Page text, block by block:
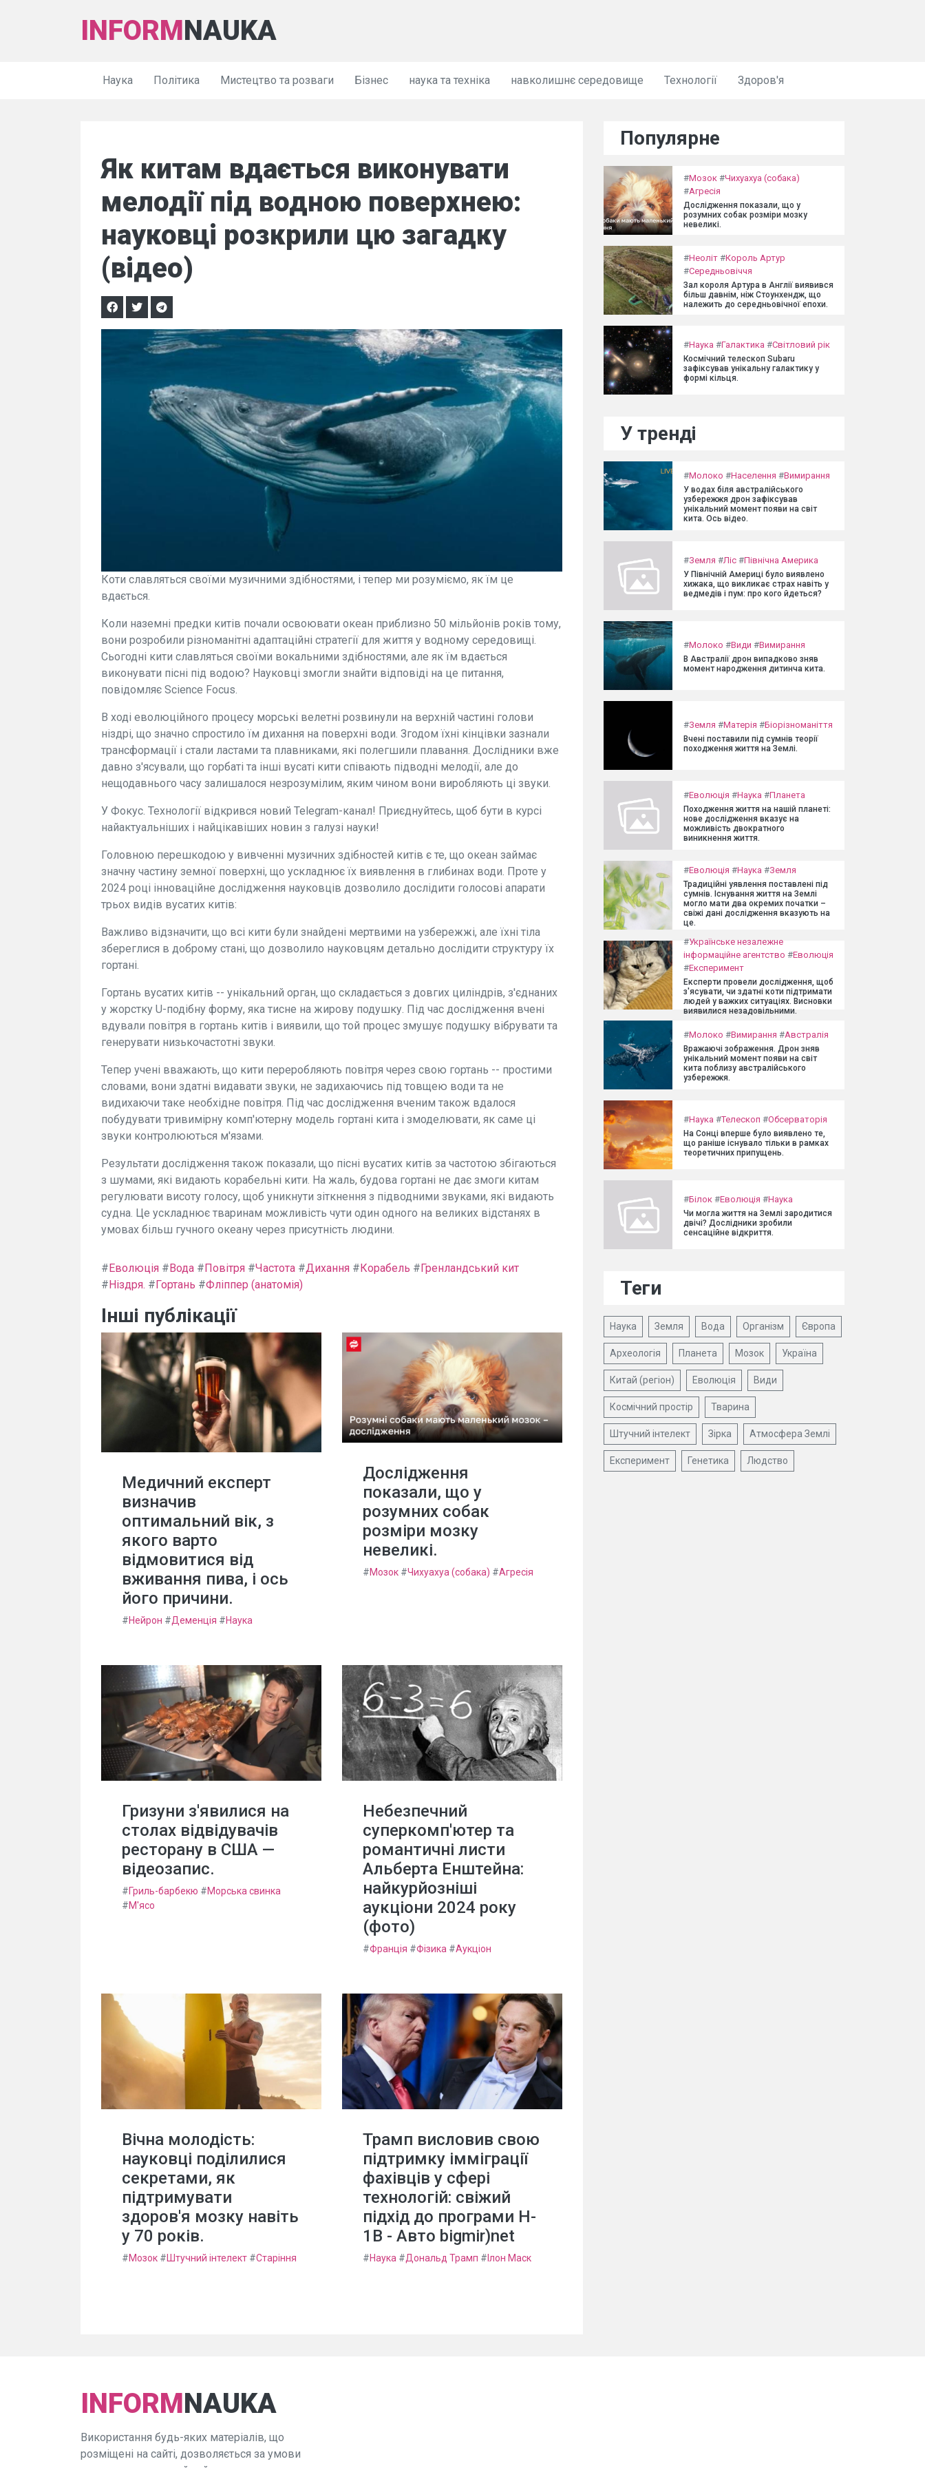
INFORMNAUKA
Наука Політика Мистецтво та розваги Бізнес наука та техніка навколишнє середовище Технології Здоров'я
Як китам вдається виконувати
мелодії під водною поверхнею:
науковці розкрили цю загадку
(відео)
Коти славляться своїми музичними здібностями, і тепер ми розуміємо, як їм це
вдається.
Коли наземні предки китів почали освоювати океан приблизно 50 мільйонів років тому,
вони розробили різноманітні адаптаційні стратегії для життя у водному середовищі.
Сьогодні кити славляться своїми вокальними здібностями, але як їм вдається
виконувати пісні під водою? Науковці змогли знайти відповіді на це питання,
повідомляє Science Focus.
В ході еволюційного процесу морські велетні розвинули на верхній частині голови
ніздрі, що значно спростило їм дихання на поверхні води. Згодом їхні кінцівки зазнали
трансформації і стали ластами та плавниками, які полегшили плавання. Дослідники вже
давно з'ясували, що горбаті та інші вусаті кити співають підводні мелодії, але до
нещодавнього часу залишалося незрозумілим, яким чином вони виробляють ці звуки.
У Фокус. Технології відкрився новий Telegram-канал! Приєднуйтесь, щоб бути в курсі
найактуальніших і найцікавіших новин з галузі науки!
Головною перешкодою у вивченні музичних здібностей китів є те, що океан займає
значну частину земної поверхні, що ускладнює їх виявлення в глибинах води. Проте у
2024 році інноваційне дослідження науковців дозволило дослідити голосові апарати
трьох видів вусатих китів:
Важливо відзначити, що всі кити були знайдені мертвими на узбережжі, але їхні тіла
збереглися в доброму стані, що дозволило науковцям детально дослідити структуру їх
гортані.
Гортань вусатих китів -- унікальний орган, що складається з довгих циліндрів, з'єднаних
у жорстку U-подібну форму, яка тисне на жирову подушку. Під час дослідження вчені
вдували повітря в гортань китів і виявили, що той процес змушує подушку вібрувати та
генерувати низькочастотні звуки.
Тепер учені вважають, що кити переробляють повітря через свою гортань -- простими
словами, вони здатні видавати звуки, не задихаючись під товщею води та не
видихаючи таке необхідне повітря. Під час дослідження вченим також вдалося
побудувати тривимірну комп'ютерну модель гортані кита і змоделювати, як саме ці
звуки контролюються м'язами.
Результати дослідження також показали, що пісні вусатих китів за частотою збігаються
з шумами, які видають корабельні кити. На жаль, будова гортані не дає змоги китам
регулювати висоту голосу, щоб уникнути зіткнення з підводними звуками, які видають
судна. Це ускладнює тваринам можливість чути один одного на великих відстанях в
умовах більш гучного океану через присутність людини.
#Еволюція #Вода #Повітря #Частота #Дихання #Корабель #Гренландський кит
#Ніздря. #Гортань #Фліппер (анатомія)
Інші публікації
Медичний експерт
визначив
оптимальний вік, з
якого варто
відмовитися від
вживання пива, і ось
його причини.
#Нейрон #Деменція #Наука
Дослідження
показали, що у
розумних собак
розміри мозку
невеликі.
#Мозок #Чихуахуа (собака) #Агресія
Гризуни з'явилися на
столах відвідувачів
ресторану в США —
відеозапис.
#Гриль-барбекю #Морська свинка
#М'ясо
Небезпечний
суперкомп'ютер та
романтичні листи
Альберта Енштейна:
найкурйозніші
аукціони 2024 року
(фото)
#Франція #Фізика #Аукціон
Вічна молодість:
науковці поділилися
секретами, як
підтримувати
здоров'я мозку навіть
у 70 років.
#Мозок #Штучний інтелект #Старіння
Трамп висловив свою
підтримку імміграції
фахівців у сфері
технологій: свіжий
підхід до програми H-
1B - Авто bigmir)net
#Наука #Дональд Трамп # Ілон Маск
Популярне
#Мозок #Чихуахуа (собака)
#Агресія
Дослідження показали, що у
розумних собак розміри мозку
невеликі.
#Неоліт #Король Артур
#Середньовіччя
Зал короля Артура в Англії виявився
більш давнім, ніж Стоунхендж, що
належить до середньовічної епохи.
#Наука #Галактика #Світловий рік
Космічний телескоп Subaru
зафіксував унікальну галактику у
формі кільця.
У тренді
#Молоко #Населення #Вимирання
У водах біля австралійського
узбережжя дрон зафіксував
унікальний момент появи на світ
кита. Ось відео.
#Земля #Ліс #Північна Америка
У Північній Америці було виявлено
хижака, що викликає страх навіть у
ведмедів і пум: про кого йдеться?
#Молоко #Види #Вимирання
В Австралії дрон випадково зняв
момент народження дитинча кита.
#Земля #Матерія #Біорізноманіття
Вчені поставили під сумнів теорії
походження життя на Землі.
#Еволюція #Наука #Планета
Походження життя на нашій планеті:
нове дослідження вказує на
можливість двократного
виникнення життя.
#Еволюція #Наука #Земля
Традиційні уявлення поставлені під
сумнів. Існування життя на Землі
могло мати два окремих початки –
свіжі дані дослідження вказують на
це.
#Українське незалежне
інформаційне агентство #Еволюція
#Експеримент
Експерти провели дослідження, щоб
з'ясувати, чи здатні коти підтримати
людей у важких ситуаціях. Висновки
виявилися незадовільними.
#Молоко #Вимирання #Австралія
Вражаючі зображення. Дрон зняв
унікальний момент появи на світ
кита поблизу австралійського
узбережжя.
#Наука #Телескоп #Обсерваторія
На Сонці вперше було виявлено те,
що раніше існувало тільки в рамках
теоретичних припущень.
#Білок #Еволюція #Наука
Чи могла життя на Землі зародитися
двічі? Дослідники зробили
сенсаційне відкриття.
Теги
Наука Земля Вода Організм Європа
Археологія Планета Мозок Україна
Китай (регіон) Еволюція Види
Космічний простір Тварина
Штучний інтелект Зірка Атмосфера Землі
Експеримент Генетика Людство
INFORMNAUKA
Використання будь-яких матеріалів, що
розміщені на сайті, дозволяється за умови